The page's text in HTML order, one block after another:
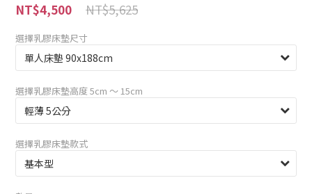
NT$5,625
NT$4,500
選擇乳膠床墊尺寸
選擇乳膠床墊高度 5cm 〜 15cm
選擇乳膠床墊款式